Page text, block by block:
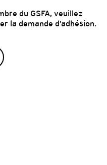
du GSFA, veuillez
la demande d’adhésion.